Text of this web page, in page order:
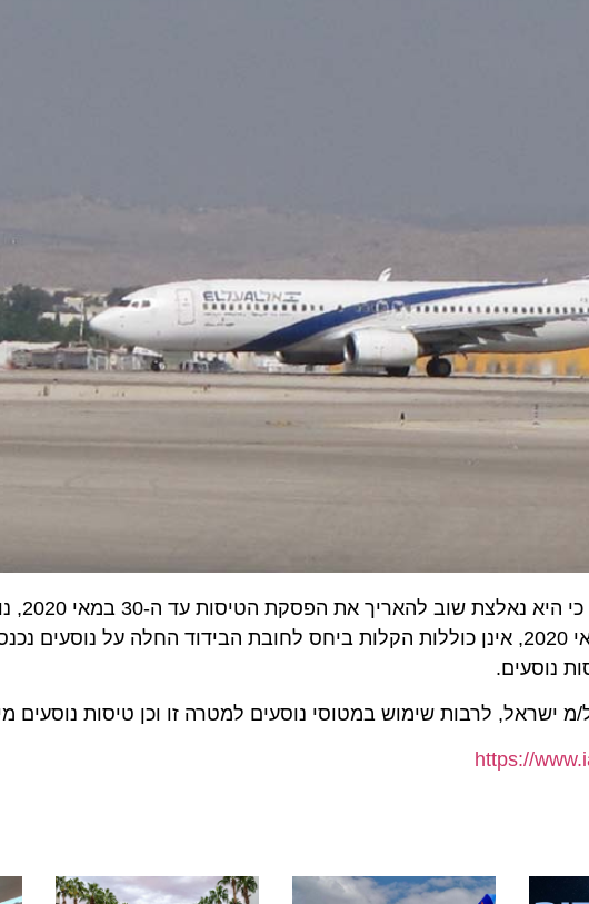
חברת התעופה אל על דיווחה
שפורסמו על ידי משרד הבריאות אתמול, 4 במאי 2020, אינן כוללות הקלות ביחס לחובת הבידוד החלה על
לרבות שימוש במטוסי נוסעים למטרה זו וכן טיסות נוסעים
https://